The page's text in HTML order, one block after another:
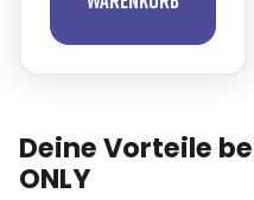
Deine Vorteile
ONLY